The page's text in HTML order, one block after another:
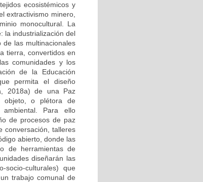
ecosistémicos y
extractivismo minero,
monocultural. La
la industrialización del
las multinacionales
tierra, convertidos en
comunidades y los
de la Educación
permita el diseño
2018a) de una Paz
objeto, o plétora de
Para ello
de procesos de paz
conversación, talleres
abierto, donde las
de herramientas de
diseñarán las
socio-culturales) que
trabajo comunal de